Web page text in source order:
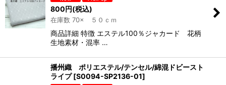
800円(税込)
在庫数 70× ５０ｃｍ
商品詳細 特徴 エステル100％ジャカード 花柄
生地素材・混率 …
播州織 ポリエステル/テンセル/綿混ドビースト
ライプ [S0094-SP2136-01]